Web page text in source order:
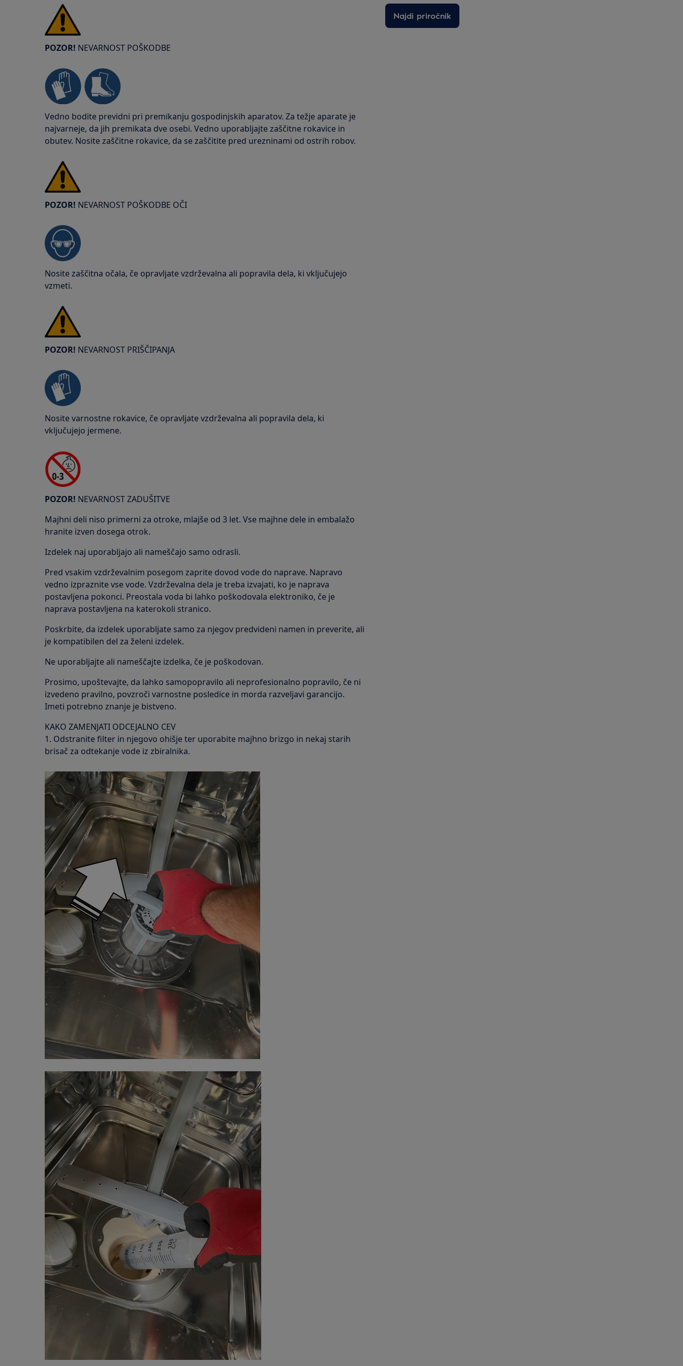
POZOR! NEVARNOST POŠKODBE
Vedno bodite previdni pri premikanju gospodinjskih aparatov. Za težje aparate je
najvarneje, da jih premikata dve osebi. Vedno uporabljajte zaščitne rokavice in
obutev. Nosite zaščitne rokavice, da se zaščitite pred urezninami od ostrih robov.
POZOR! NEVARNOST POŠKODBE OČI
Nosite zaščitna očala, če opravljate vzdrževalna ali popravila dela, ki vključujejo
vzmeti.
POZOR! NEVARNOST PRIŠČIPANJA
Nosite varnostne rokavice, če opravljate vzdrževalna ali popravila dela, ki
vključujejo jermene.
POZOR! NEVARNOST ZADUŠITVE
Majhni deli niso primerni za otroke, mlajše od 3 let. Vse majhne dele in embalažo
hranite izven dosega otrok.
Izdelek naj uporabljajo ali nameščajo samo odrasli.
Pred vsakim vzdrževalnim posegom zaprite dovod vode do naprave. Napravo
vedno izpraznite vse vode. Vzdrževalna dela je treba izvajati, ko je naprava
postavljena pokonci. Preostala voda bi lahko poškodovala elektroniko, če je
naprava postavljena na katerokoli stranico.
Poskrbite, da izdelek uporabljate samo za njegov predvideni namen in preverite, ali
je kompatibilen del za želeni izdelek.
Ne uporabljajte ali nameščajte izdelka, če je poškodovan.
Prosimo, upoštevajte, da lahko samopopravilo ali neprofesionalno popravilo, če ni
izvedeno pravilno, povzroči varnostne posledice in morda razveljavi garancijo.
Imeti potrebno znanje je bistveno.
KAKO ZAMENJATI ODCEJALNO CEV
1. Odstranite filter in njegovo ohišje ter uporabite majhno brizgo in nekaj starih
brisač za odtekanje vode iz zbiralnika.
Najdi priročnik